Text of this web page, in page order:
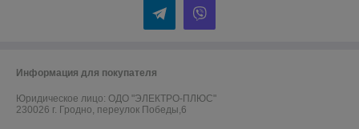
Информация для покупателя
Юридическое лицо: ОДО "ЭЛЕКТРО-ПЛЮС"
230026 г. Гродно, переулок Победы,6